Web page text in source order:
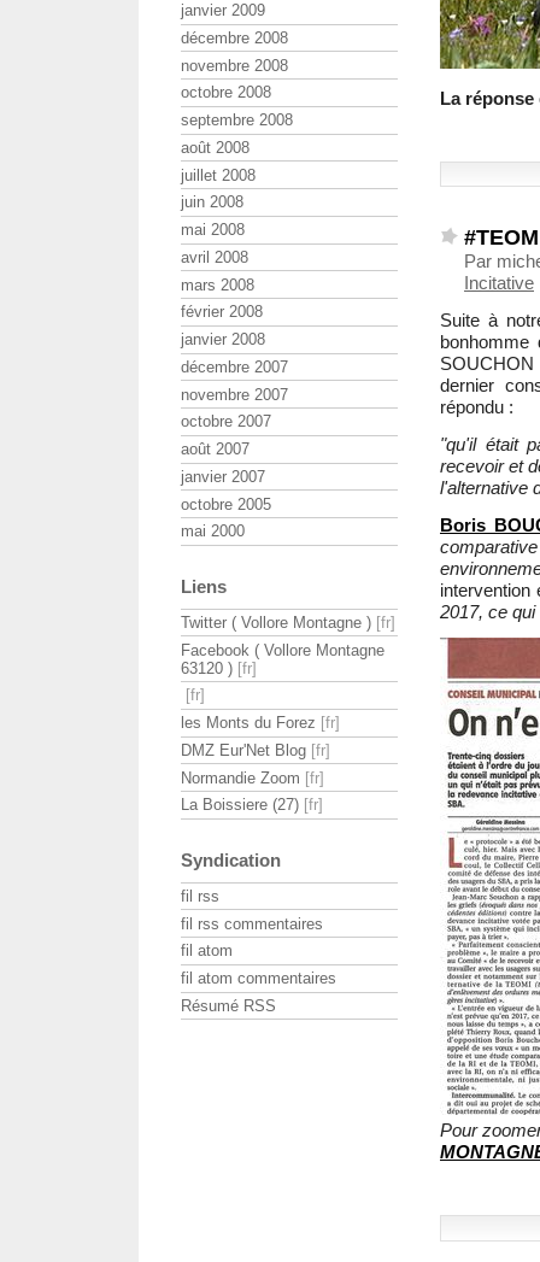
La
Par
Incitative
Suite à
bonhomme
dernier
répondu :
"qu'il était
recevoir et
l'alternative
Boris
2017, ce
Pour
janvier 2009
décembre 2008
novembre 2008
octobre 2008
septembre 2008
août 2008
juillet 2008
juin 2008
mai 2008
avril 2008
mars 2008
février 2008
janvier 2008
décembre 2007
novembre 2007
octobre 2007
août 2007
janvier 2007
octobre 2005
mai 2000
Liens
Twitter ( Vollore Montagne )
Facebook ( Vollore Montagne
63120 )
les Monts du Forez
DMZ Eur'Net Blog
Normandie Zoom
La Boissiere (27)
Syndication
fil rss
fil rss commentaires
fil atom
fil atom commentaires
Résumé RSS